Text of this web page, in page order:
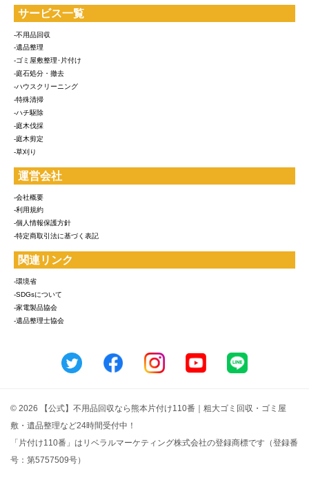
サービス一覧
-不用品回収
-遺品整理
-ゴミ屋敷整理･片付け
-庭石処分・撤去
-ハウスクリーニング
-特殊清掃
-ハチ駆除
-庭木伐採
-庭木剪定
-草刈り
運営会社
-会社概要
-利用規約
-個人情報保護方針
-特定商取引法に基づく表記
関連リンク
-環境省
-SDGsについて
-家電製品協会
-遺品整理士協会
© 2026 【公式】不用品回収なら熊本片付け110番｜粗大ゴミ回収・ゴミ屋
敷・遺品整理など24時間受付中！
「片付け110番」はリベラルマーケティング株式会社の登録商標です（登録番
号：第5757509号）